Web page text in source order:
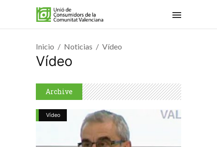
Inicio Noticias Vídeo
Vídeo
Archive
Vídeo